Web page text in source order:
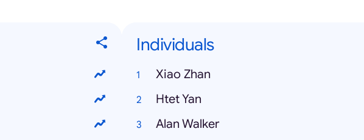
Individuals
Xiao Zhan
Htet Yan
Alan Walker